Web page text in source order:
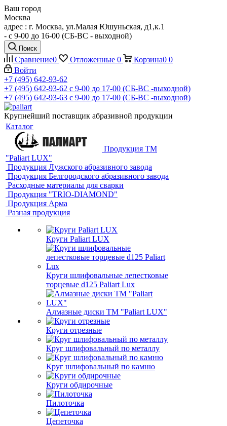
Ваш город
Москва
адрес : г. Москва, ул.Малая Юшуньская, д1,к.1
- c 9-00 до 16-00 (СБ-ВС - выходной)
Поиск
Сравнение0 Отложенные 0 Корзина0 0
Войти
+7 (495) 642-93-62
+7 (495) 642-93-62 c 9-00 до 17-00 (СБ-ВС -выходной)
+7 (495) 642-93-63 c 9-00 до 17-00 (СБ-ВС -выходной)
Крупнейший поставщик абразивной продукции
Каталог
Продукция ТМ
"Paliart LUX"
Продукция Лужского абразивного завода
Продукция Белгородского абразивного завода
Расходные материалы для сварки
Продукция "TRIO-DIAMOND"
Продукция Арма
Разная продукция
Круги Paliart LUX
Круги шлифовальные лепестковые
торцевые d125 Paliart Lux
Алмазные диски ТМ "Paliart LUX"
Круги отрезные
Круг шлифовальный по металлу
Круг шлифовальный по камню
Круги обдирочные
Пилоточка
Цепеточка